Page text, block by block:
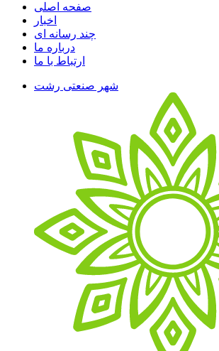
صفحه اصلی
اخبار
چند رسانه ای
درباره ما
ارتباط با ما
شهر صنعتی رشت